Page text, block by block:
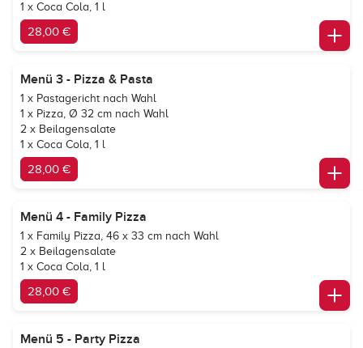
1 x Coca Cola, 1 l
28,00 €
Menü 3 - Pizza & Pasta
1 x Pastagericht nach Wahl
1 x Pizza, Ø 32 cm nach Wahl
2 x Beilagensalate
1 x Coca Cola, 1 l
28,00 €
Menü 4 - Family Pizza
1 x Family Pizza, 46 x 33 cm nach Wahl
2 x Beilagensalate
1 x Coca Cola, 1 l
28,00 €
Menü 5 - Party Pizza